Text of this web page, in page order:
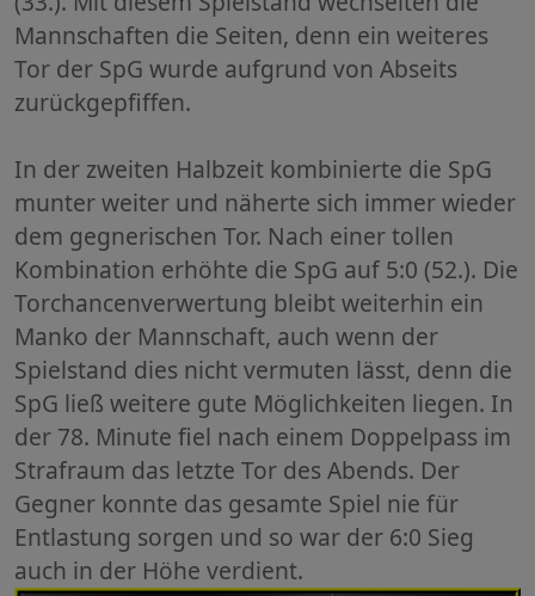
Mannschaften die Seiten, denn ein weiteres
Tor der SpG wurde aufgrund von Abseits
zurückgepfiffen.
In der zweiten Halbzeit kombinierte die SpG
munter weiter und näherte sich immer wieder
dem gegnerischen Tor. Nach einer tollen
Kombination erhöhte die SpG auf 5:0 (52.). Die
Torchancenverwertung bleibt weiterhin ein
Manko der Mannschaft, auch wenn der
Spielstand dies nicht vermuten lässt, denn die
SpG ließ weitere gute Möglichkeiten liegen. In
der 78. Minute fiel nach einem Doppelpass im
Strafraum das letzte Tor des Abends. Der
Gegner konnte das gesamte Spiel nie für
Entlastung sorgen und so war der 6:0 Sieg
auch in der Höhe verdient.